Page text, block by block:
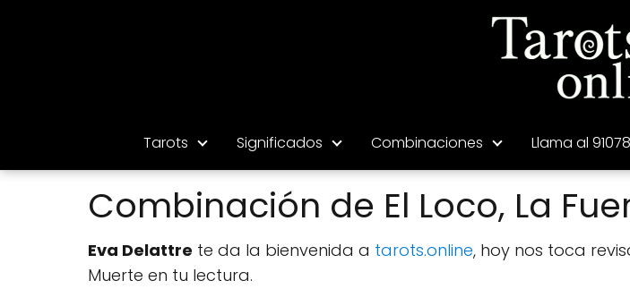
Tarots Significados Combinaciones Llama al
Combinación de El Loco, La
Eva Delattre te da la bienvenida a tarots.online, hoy nos toca
Muerte en tu lectura.